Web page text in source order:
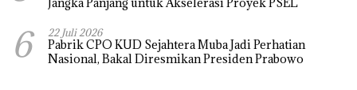
6 22 Juli 2026
Pabrik CPO KUD Sejahtera Muba Jadi Perhatian
Nasional, Bakal Diresmikan Presiden Prabowo